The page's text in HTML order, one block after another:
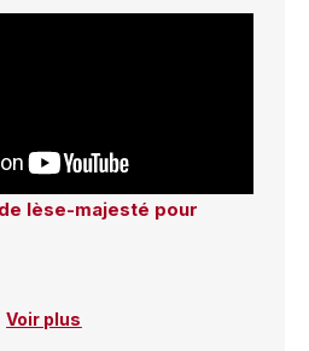
lèse-majesté pour
Voir plus